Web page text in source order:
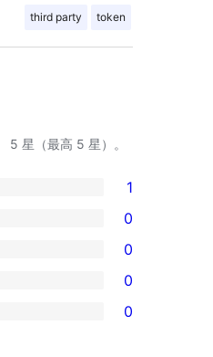
third party token
5 星（最高 5 星）。
1
0
0
0
0